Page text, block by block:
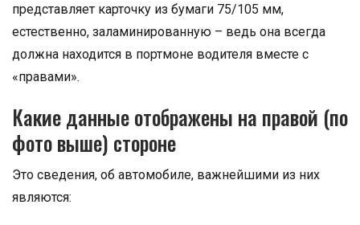
представляет карточку из бумаги 75/105 мм,
естественно, заламинированную – ведь она всегда
должна находится в портмоне водителя вместе с
«правами».
Какие данные отображены на правой (по
фото выше) стороне
Это сведения, об автомобиле, важнейшими из них
являются: